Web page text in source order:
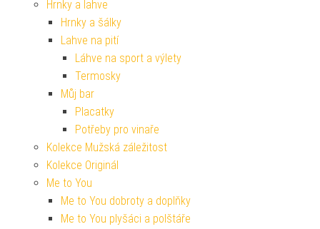
Hrnky a lahve
Hrnky a šálky
Lahve na pití
Láhve na sport a výlety
Termosky
Můj bar
Placatky
Potřeby pro vinaře
Kolekce Mužská záležitost
Kolekce Originál
Me to You
Me to You dobroty a doplňky
Me to You plyšáci a polštáře